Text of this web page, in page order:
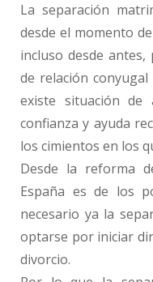
La separación
desde el momento
incluso desde
de relación
existe situación de
confianza y ayuda
los cimientos en los
Desde la reforma
España es de los
necesario ya la
optarse por iniciar
divorcio.